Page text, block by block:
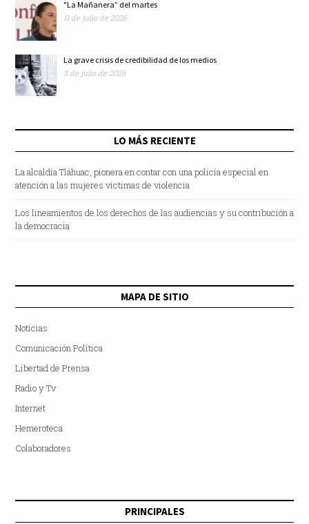
"La Mañanera” del martes
11 de julio de 2026
La grave crisis de credibilidad de los medios
3 de julio de 2026
LO MÁS RECIENTE
La alcaldía Tláhuac, pionera en contar con una policía especial en
atención a las mujeres víctimas de violencia
Los lineamientos de los derechos de las audiencias y su contribución a
la democracia
MAPA DE SITIO
Noticias
Comunicación Política
Libertad de Prensa
Radio y Tv
Internet
Hemeroteca
Colaboradores
PRINCIPALES